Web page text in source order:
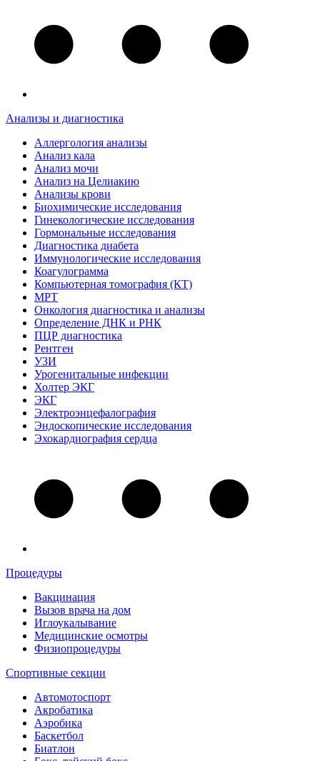
Анализы и диагностика
Аллергология анализы
Анализ кала
Анализ мочи
Анализ на Целиакию
Анализы крови
Биохимические исследования
Гинекологические исследования
Гормональные исследования
Диагностика диабета
Иммунологические исследования
Коагулограмма
Компьютерная томография (КТ)
МРТ
Онкология диагностика и анализы
Определение ДНК и РНК
ПЦР диагностика
Рентген
УЗИ
Урогенитальные инфекции
Холтер ЭКГ
ЭКГ
Электроэнцефалография
Эндоскопические исследования
Эхокардиография сердца
Процедуры
Вакцинация
Вызов врача на дом
Иглоукалывание
Медицинские осмотры
Физиопроцедуры
Спортивные секции
Автомотоспорт
Акробатика
Аэробика
Баскетбол
Биатлон